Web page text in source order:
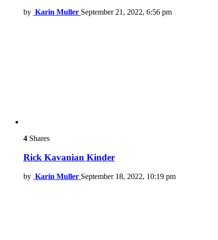
by Karin Muller September 21, 2022, 6:56 pm
4 Shares
Rick Kavanian Kinder
by Karin Muller September 18, 2022, 10:19 pm